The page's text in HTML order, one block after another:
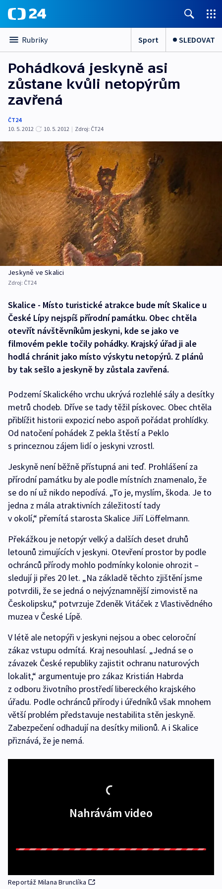
Rubriky Sport SLEDOVAT
Pohádková jeskyně asi
zůstane kvůli netopýrům
zavřená
ČT24
10. 5. 2012
10. 5. 2012 | Zdroj: ČT24
Jeskyně ve Skalici
Zdroj: ČT24
Skalice - Místo turistické atrakce bude mít Skalice u
České Lípy nejspíš přírodní památku. Obec chtěla
otevřít návštěvníkům jeskyni, kde se jako ve
filmovém pekle točily pohádky. Krajský úřad ji ale
hodlá chránit jako místo výskytu netopýrů. Z plánů
by tak sešlo a jeskyně by zůstala zavřená.
Podzemí Skalického vrchu ukrývá rozlehlé sály a desítky
metrů chodeb. Dříve se tady těžil pískovec. Obec chtěla
přiblížit historii expozicí nebo aspoň pořádat prohlídky.
Od natočení pohádek Z pekla štěstí a Peklo
s princeznou zájem lidí o jeskyni vzrostl.
Jeskyně není běžně přístupná ani teď. Prohlášení za
přírodní památku by ale podle místních znamenalo, že
se do ní už nikdo nepodívá. „To je, myslím, škoda. Je to
jedna z mála atraktivních záležitostí tady
v okolí,“ přemítá starosta Skalice Jiří Löffelmann.
Překážkou je netopýr velký a dalších deset druhů
letounů zimujících v jeskyni. Otevření prostor by podle
ochránců přírody mohlo podmínky kolonie ohrozit –
sledují ji přes 20 let. „Na základě těchto zjištění jsme
potvrdili, že se jedná o nejvýznamnější zimovistě na
Českolipsku,“ potvrzuje Zdeněk Vitáček z Vlastivědného
muzea v České Lípě.
V létě ale netopýři v jeskyni nejsou a obec celoroční
zákaz vstupu odmítá. Kraj nesouhlasí. „Jedná se o
závazek České republiky zajistit ochranu naturových
lokalit,“ argumentuje pro zákaz Kristián Habrda
z odboru životního prostředí libereckého krajského
úřadu. Podle ochránců přírody i úředníků však mnohem
větší problém představuje nestabilita stěn jeskyně.
Zabezpečení odhadují na desítky milionů. A i Skalice
přiznává, že je nemá.
Nahrávám video
Reportáž Milana Brunclíka